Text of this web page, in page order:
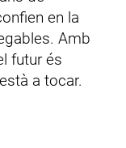
en la
Amb
futur és
a tocar.